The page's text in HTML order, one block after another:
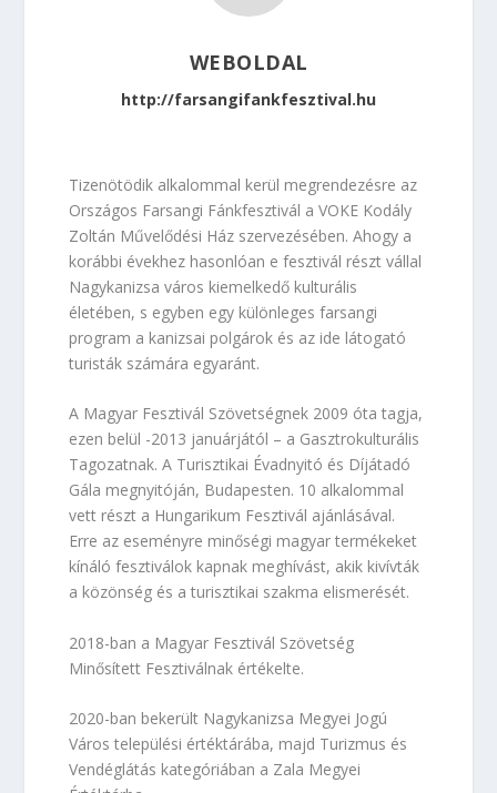
WEBOLDAL
http://farsangifankfesztival.hu
Tizenötödik alkalommal kerül megrendezésre az
Országos Farsangi Fánkfesztivál a VOKE Kodály
Zoltán Művelődési Ház szervezésében. Ahogy a
korábbi évekhez hasonlóan e fesztivál részt vállal
Nagykanizsa város kiemelkedő kulturális
életében, s egyben egy különleges farsangi
program a kanizsai polgárok és az ide látogató
turisták számára egyaránt.
A Magyar Fesztivál Szövetségnek 2009 óta tagja,
ezen belül -2013 januárjától – a Gasztrokulturális
Tagozatnak. A Turisztikai Évadnyitó és Díjátadó
Gála megnyitóján, Budapesten. 10 alkalommal
vett részt a Hungarikum Fesztivál ajánlásával.
Erre az eseményre minőségi magyar termékeket
kínáló fesztiválok kapnak meghívást, akik kivívták
a közönség és a turisztikai szakma elismerését.
2018-ban a Magyar Fesztivál Szövetség
Minősített Fesztiválnak értékelte.
2020-ban bekerült Nagykanizsa Megyei Jogú
Város települési értéktárába, majd Turizmus és
Vendéglátás kategóriában a Zala Megyei